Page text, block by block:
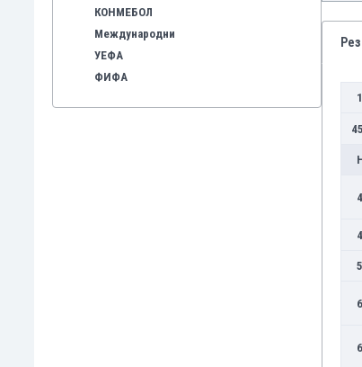
КОНМЕБОЛ
Международни
УЕФА
ФИФА